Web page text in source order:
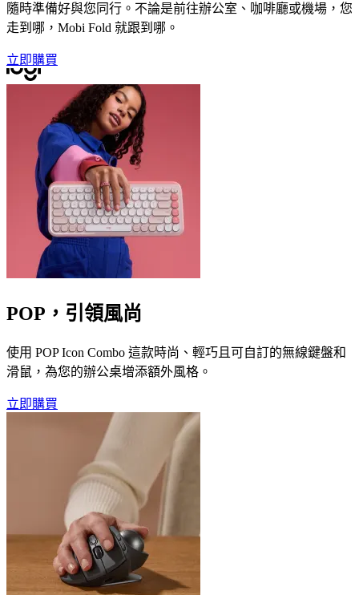
隨時準備好與您同行。不論是前往辦公室、咖啡廳或機場，您
走到哪，Mobi Fold 就跟到哪。
立即購買
POP，引領風尚
使用 POP Icon Combo 這款時尚、輕巧且可自訂的無線鍵盤和
滑鼠，為您的辦公桌增添額外風格。
立即購買